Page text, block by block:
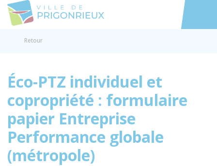
Accéder
Retour
Éco-PTZ individuel et
copropriété : formulaire
papier Entreprise
Performance globale
(métropole)